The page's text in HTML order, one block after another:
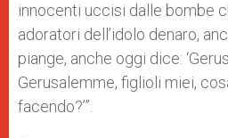
innocenti uccisi dalle bombe
adoratori dell’idolo denaro,
piange, anche oggi dice:
Gerusalemme, figlioli miei,
facendo?’”.